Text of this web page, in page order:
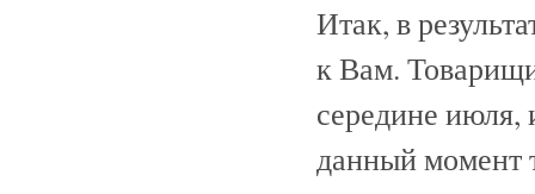
Итак, в
к Вам.
середине июля,
данный